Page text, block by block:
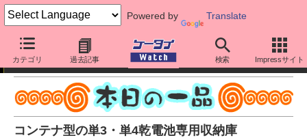
Powered by Translate
カテゴリ 過去記事 検索 Impressサイト
本日の一品
コンテナ型の単3・単4乾電池専用収納庫